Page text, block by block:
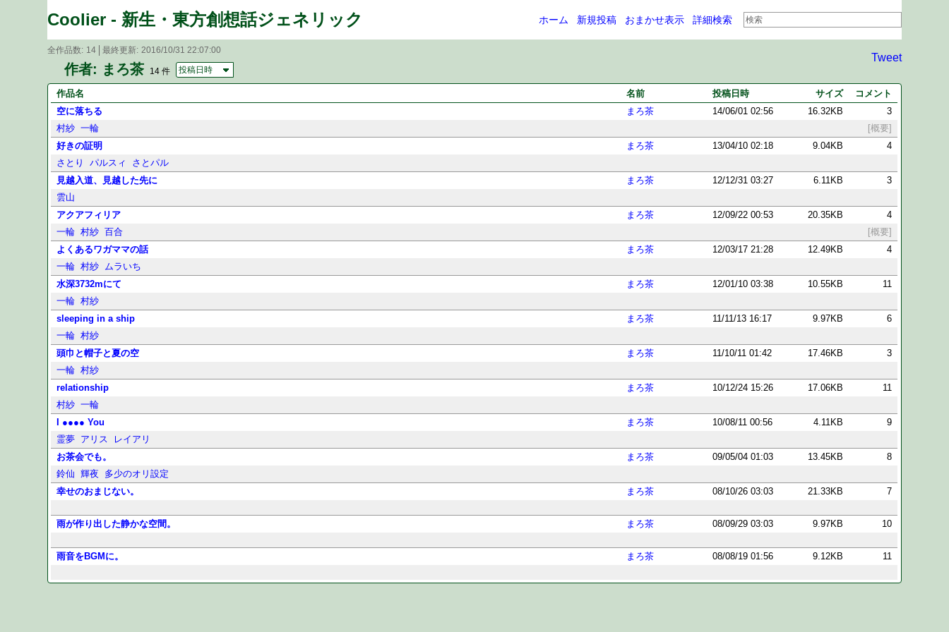
Coolier - 新生・東方創想話ジェネリック ホーム 新規投稿 おまかせ表示 詳細検索
作者: まろ茶 14 件 投稿日時
全作品数 14 最終更新 2016/10/31 22:07:00
Tweet
作品名 名前 投稿日時 サイズ
コメント
空に落ちる
まろ茶 14/06/01 02:56 16.32KB
3
[概要]
村紗 一輪
好きの証明
まろ茶 13/04/10 02:18 9.04KB
4
さとり
パルスィ
さとパル
見越入道、見越した先に
まろ茶 12/12/31 03:27 6.11KB
3
雲山
アクアフィリア
まろ茶 12/09/22 00:53 20.35KB
4
[概要]
一輪 村紗 百合
よくあるワガママの話
まろ茶 12/03/17 21:28 12.49KB
4
一輪 村紗 ムラいち
水深3732mにて
まろ茶 12/01/10 03:38 10.55KB
11
一輪 村紗
sleeping in a ship
まろ茶 11/11/13 16:17 9.97KB
6
一輪 村紗
頭巾と帽子と夏の空
まろ茶 11/10/11 01:42 17.46KB
3
一輪 村紗
relationship
まろ茶 10/12/24 15:26 17.06KB
11
村紗 一輪
I ●●●● You
まろ茶 10/08/11 00:56 4.11KB
9
霊夢 アリス
レイアリ
お茶会でも。
まろ茶 09/05/04 01:03 13.45KB
8
鈴仙
輝夜
多少のオリ設定
幸せのおまじない。
まろ茶 08/10/26 03:03 21.33KB 7
雨が作り出した静かな空間。 まろ茶 08/09/29 03:03 9.97KB 10
雨音をBGMに。 まろ茶 08/08/19 01:56 9.12KB 11